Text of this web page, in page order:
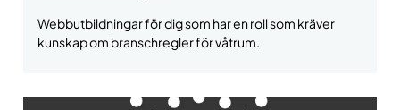
Webbutbildningar för dig som har en roll som kräver
kunskap om branschregler för våtrum.